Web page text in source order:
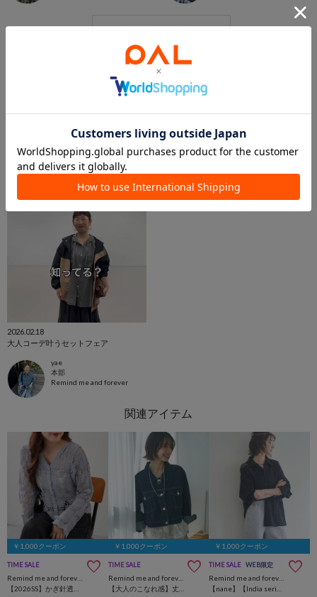
2026.02.18
大人コーデ叶うセットフェア
yae
本部
Remind me and forever
￥1,000クーポン
TIME SALE
￥1,000クーポン
TIME SALE
Remind me and forever
￥1,000クーポン
TIME SALE WEB限定